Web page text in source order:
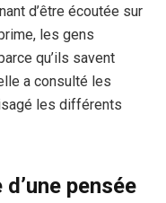
d’être écoutée sur
les gens
qu’ils savent
a consulté les
les différents
pensée